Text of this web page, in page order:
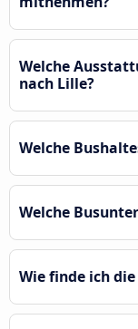
Welche
nach Lille?
Welche
Welche
Wie finde ich